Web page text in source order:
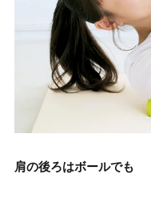
肩の後ろはボールでも